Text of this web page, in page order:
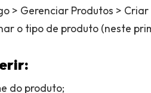
> Gerenciar Produtos >
o tipo de produto (neste
do produto;